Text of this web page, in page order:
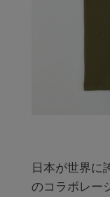
日本が世界に
のコラボレー